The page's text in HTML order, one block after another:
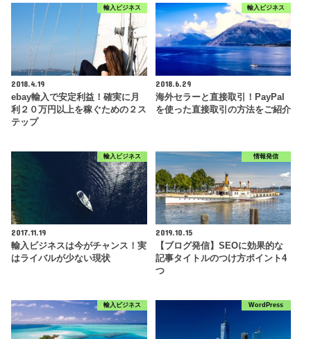
輸入ビジネス
2018.4.19
ebay輸入で安定利益！確実に月
利２０万円以上を稼ぐための２ス
テップ
輸入ビジネス
2018.6.29
海外セラーと直接取引！PayPal
を使った直接取引の方法をご紹介
輸入ビジネス
2017.11.19
輸入ビジネスは今がチャンス！実
はライバルが少ない現状
情報発信
2019.10.15
【ブログ発信】SEOに効果的な
記事タイトルのつけ方ポイント4
つ
輸入ビジネス WordPress